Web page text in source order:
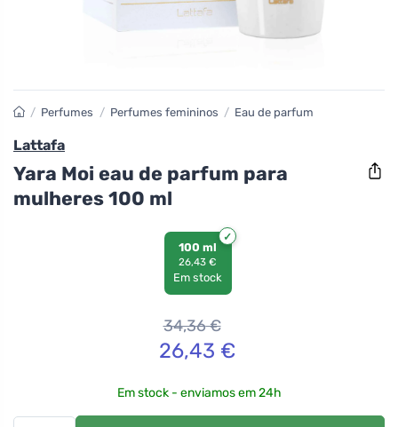
/ Perfumes / Perfumes femininos / Eau de parfum
Lattafa
Yara Moi eau de parfum para
mulheres 100 ml
100 ml
26,43 €
Em stock
34,36€
26,43 €
Em stock - enviamos em 24h